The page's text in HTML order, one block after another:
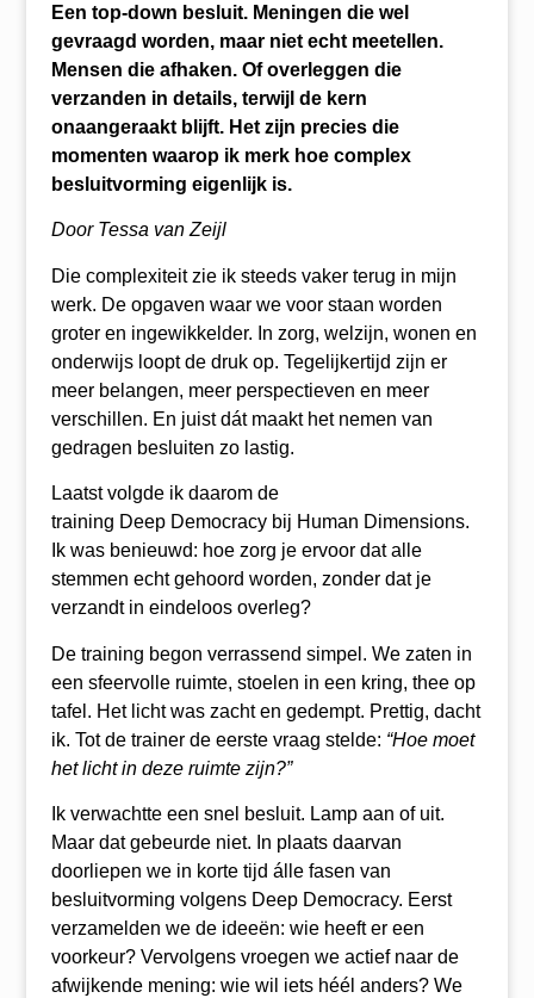
Een top-down besluit. Meningen die wel
gevraagd worden, maar niet echt meetellen.
Mensen die afhaken. Of overleggen die
verzanden in details, terwijl de kern
onaangeraakt blijft. Het zijn precies die
momenten waarop ik merk hoe complex
besluitvorming eigenlijk is.
Door Tessa van Zeijl
Die complexiteit zie ik steeds vaker terug in mijn
werk. De opgaven waar we voor staan worden
groter en ingewikkelder. In zorg, welzijn, wonen en
onderwijs loopt de druk op. Tegelijkertijd zijn er
meer belangen, meer perspectieven en meer
verschillen. En juist dát maakt het nemen van
gedragen besluiten zo lastig.
Laatst volgde ik daarom de
training Deep Democracy bij Human Dimensions.
Ik was benieuwd: hoe zorg je ervoor dat alle
stemmen echt gehoord worden, zonder dat je
verzandt in eindeloos overleg?
De training begon verrassend simpel. We zaten in
een sfeervolle ruimte, stoelen in een kring, thee op
tafel. Het licht was zacht en gedempt. Prettig, dacht
ik. Tot de trainer de eerste vraag stelde: “Hoe moet
het licht in deze ruimte zijn?”
Ik verwachtte een snel besluit. Lamp aan of uit.
Maar dat gebeurde niet. In plaats daarvan
doorliepen we in korte tijd álle fasen van
besluitvorming volgens Deep Democracy. Eerst
verzamelden we de ideeën: wie heeft er een
voorkeur? Vervolgens vroegen we actief naar de
afwijkende mening: wie wil iets héél anders? We